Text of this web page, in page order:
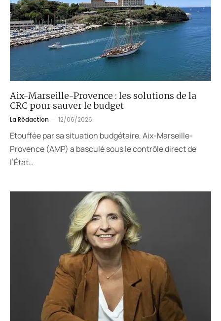
Aix-Marseille-Provence : les solutions de la
CRC pour sauver le budget
La Rédaction 12/06/2026
Etouffée par sa situation budgétaire, Aix-Marseille-
Provence (AMP) a basculé sous le contrôle direct de
l’État…